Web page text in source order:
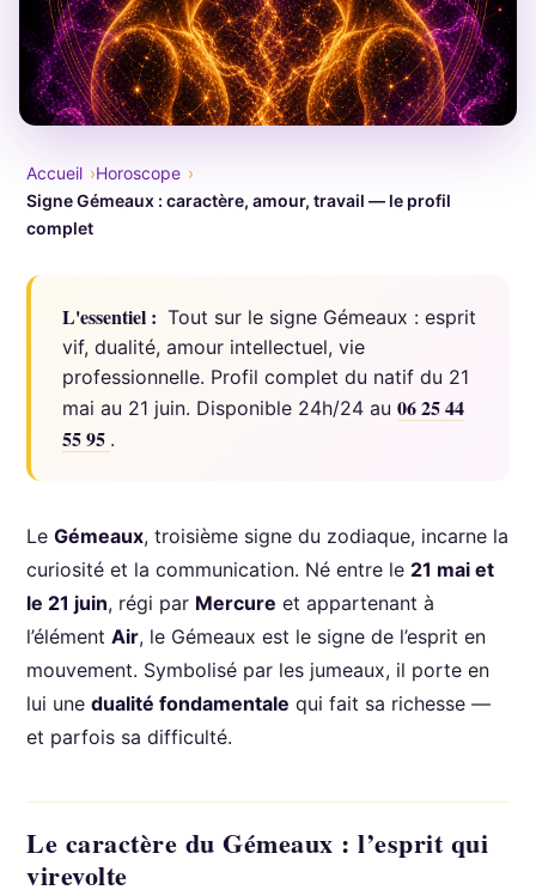
Accueil
Horoscope
Signe Gémeaux : caractère, amour, travail — le profil
complet
L'essentiel : Tout sur le signe Gémeaux : esprit
vif, dualité, amour intellectuel, vie
professionnelle. Profil complet du natif du 21
mai au 21 juin. Disponible 24h/24 au 06 25 44
55 95 .
Le Gémeaux, troisième signe du zodiaque, incarne la
curiosité et la communication. Né entre le 21 mai et
le 21 juin, régi par Mercure et appartenant à
l’élément Air, le Gémeaux est le signe de l’esprit en
mouvement. Symbolisé par les jumeaux, il porte en
lui une dualité fondamentale qui fait sa richesse —
et parfois sa difficulté.
Le caractère du Gémeaux : l’esprit qui
virevolte